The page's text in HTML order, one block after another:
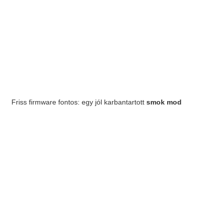
Friss firmware fontos: egy jól karbantartottsmok mod